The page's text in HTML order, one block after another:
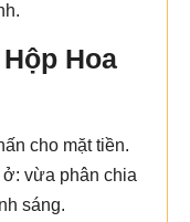
Hoa
cho mặt tiền.
vừa phân chia
sáng.